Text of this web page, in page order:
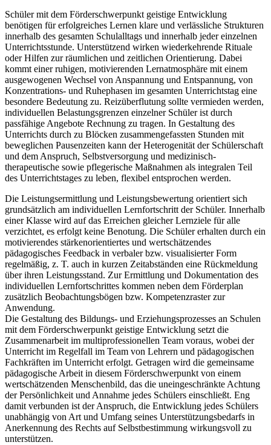
Schüler mit dem Förderschwerpunkt geistige Entwicklung
benötigen für erfolgreiches Lernen klare und verlässliche Strukturen
innerhalb des gesamten Schulalltags und innerhalb jeder einzelnen
Unterrichtsstunde. Unterstützend wirken wiederkehrende Rituale
oder Hilfen zur räumlichen und zeitlichen Orientierung. Dabei
kommt einer ruhigen, motivierenden Lernatmosphäre mit einem
ausgewogenen Wechsel von Anspannung und Entspannung, von
Konzentrations- und Ruhephasen im gesamten Unterrichtstag eine
besondere Bedeutung zu. Reizüberflutung sollte vermieden werden,
individuellen Belastungsgrenzen einzelner Schüler ist durch
passfähige Angebote Rechnung zu tragen. In Gestaltung des
Unterrichts durch zu Blöcken zusammengefassten Stunden mit
beweglichen Pausenzeiten kann der Heterogenität der Schülerschaft
und dem Anspruch, Selbstversorgung und medizinisch-
therapeutische sowie pflegerische Maßnahmen als integralen Teil
des Unterrichtstages zu leben, flexibel entsprochen werden.
Die Leistungsermittlung und Leistungsbewertung orientiert sich
grundsätzlich am individuellen Lernfortschritt der Schüler. Innerhalb
einer Klasse wird auf das Erreichen gleicher Lernziele für alle
verzichtet, es erfolgt keine Benotung. Die Schüler erhalten durch ein
motivierendes stärkenorientiertes und wertschätzendes
pädagogisches Feedback in verbaler bzw. visualisierter Form
regelmäßig, z. T. auch in kurzen Zeitabständen eine Rückmeldung
über ihren Leistungsstand. Zur Ermittlung und Dokumentation des
individuellen Lernfortschrittes kommen neben dem Förderplan
zusätzlich Beobachtungsbögen bzw. Kompetenzraster zur
Anwendung.
Die Gestaltung des Bildungs- und Erziehungsprozesses an Schulen
mit dem Förderschwerpunkt geistige Entwicklung setzt die
Zusammenarbeit im multiprofessionellen Team voraus, wobei der
Unterricht im Regelfall im Team von Lehrern und pädagogischen
Fachkräften im Unterricht erfolgt. Getragen wird die gemeinsame
pädagogische Arbeit in diesem Förderschwerpunkt von einem
wertschätzenden Menschenbild, das die uneingeschränkte Achtung
der Persönlichkeit und Annahme jedes Schülers einschließt. Eng
damit verbunden ist der Anspruch, die Entwicklung jedes Schülers
unabhängig von Art und Umfang seines Unterstützungsbedarfs in
Anerkennung des Rechts auf Selbstbestimmung wirkungsvoll zu
unterstützen.